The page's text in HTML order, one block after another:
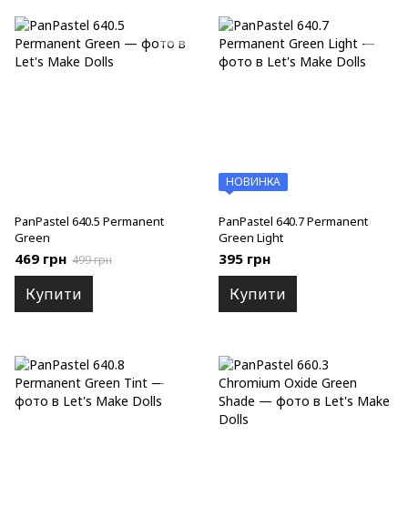
PanPastel 640.5 Permanent
Green
469 грн 499 грн
Купити
НОВИНКА
PanPastel 640.7 Permanent
Green Light
395 грн
Купити